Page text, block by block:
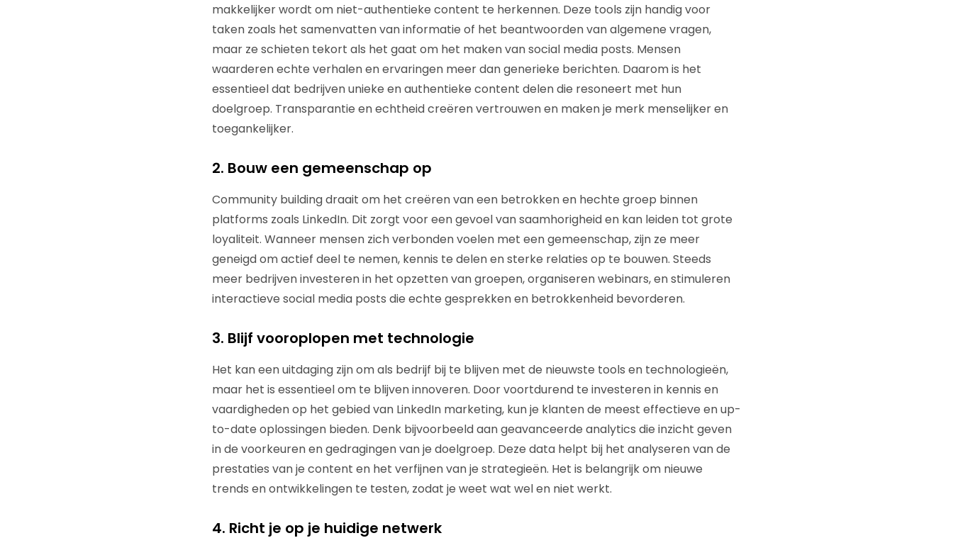
makkelijker wordt om niet-authentieke content te herkennen. Deze tools zijn handig voor
taken zoals het samenvatten van informatie of het beantwoorden van algemene vragen,
maar ze schieten tekort als het gaat om het maken van social media posts. Mensen
waarderen echte verhalen en ervaringen meer dan generieke berichten. Daarom is het
essentieel dat bedrijven unieke en authentieke content delen die resoneert met hun
doelgroep. Transparantie en echtheid creëren vertrouwen en maken je merk menselijker en
toegankelijker.
2. Bouw een gemeenschap op
Community building draait om het creëren van een betrokken en hechte groep binnen
platforms zoals LinkedIn. Dit zorgt voor een gevoel van saamhorigheid en kan leiden tot grote
loyaliteit. Wanneer mensen zich verbonden voelen met een gemeenschap, zijn ze meer
geneigd om actief deel te nemen, kennis te delen en sterke relaties op te bouwen. Steeds
meer bedrijven investeren in het opzetten van groepen, organiseren webinars, en stimuleren
interactieve social media posts die echte gesprekken en betrokkenheid bevorderen.
3. Blijf vooroplopen met technologie
Het kan een uitdaging zijn om als bedrijf bij te blijven met de nieuwste tools en technologieën,
maar het is essentieel om te blijven innoveren. Door voortdurend te investeren in kennis en
vaardigheden op het gebied van LinkedIn marketing, kun je klanten de meest effectieve en up-
to-date oplossingen bieden. Denk bijvoorbeeld aan geavanceerde analytics die inzicht geven
in de voorkeuren en gedragingen van je doelgroep. Deze data helpt bij het analyseren van de
prestaties van je content en het verfijnen van je strategieën. Het is belangrijk om nieuwe
trends en ontwikkelingen te testen, zodat je weet wat wel en niet werkt.
4. Richt je op je huidige netwerk